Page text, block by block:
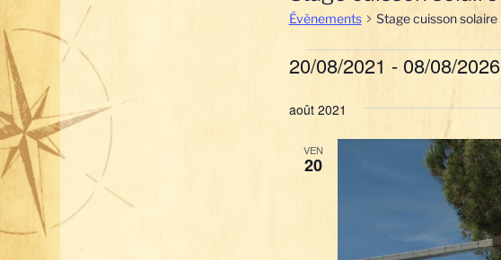
Évènements Stage cuisson solaire
Évènements
20/08/2021 - 08/08/2026
é
août 2021
VEN
20